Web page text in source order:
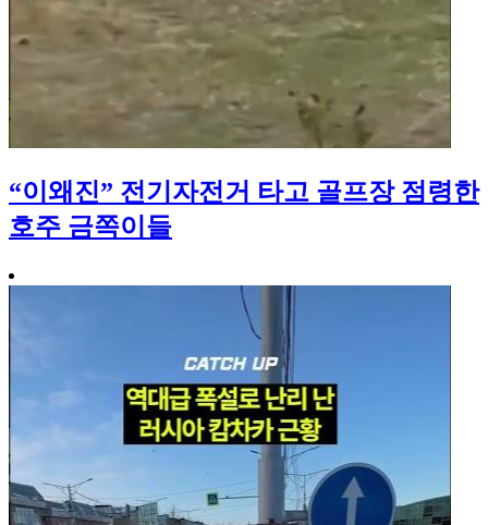
“이왜진” 전기자전거 타고 골프장 점령한
호주 금쪽이들